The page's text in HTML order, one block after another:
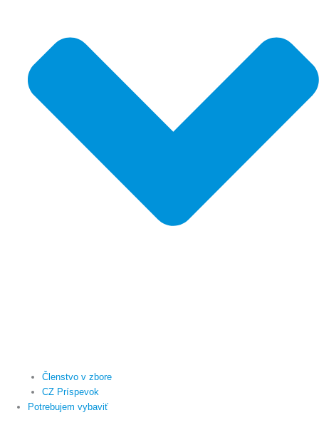
Členstvo v zbore
CZ Príspevok
Potrebujem vybaviť